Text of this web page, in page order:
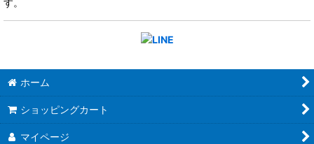
す。
ホーム
ショッピングカート
マイページ